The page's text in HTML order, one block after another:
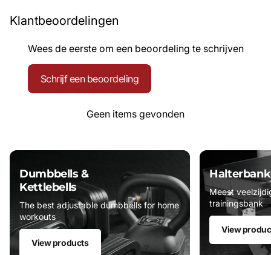
Klantbeoordelingen
Wees de eerste om een beoordeling te schrijven
Schrijf een beoordeling
Geen items gevonden
Dumbbells &
Kettlebells
The best adjustable dumbbells for home
workouts
View products
Meest
trainingsbank
View